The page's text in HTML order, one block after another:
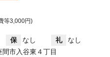
等3,000円)
保 なし 礼
なし
市入谷東４丁目